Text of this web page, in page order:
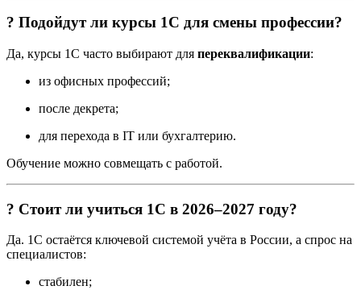
? Подойдут ли курсы 1С для смены профессии?
Да, курсы 1С часто выбирают для переквалификации:
из офисных профессий;
после декрета;
для перехода в IT или бухгалтерию.
Обучение можно совмещать с работой.
? Стоит ли учиться 1С в 2026–2027 году?
Да. 1С остаётся ключевой системой учёта в России, а спрос на
специалистов:
стабилен;